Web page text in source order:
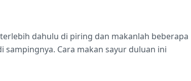
dahulu di piring dan makanlah beberapa
Cara makan sayur duluan ini